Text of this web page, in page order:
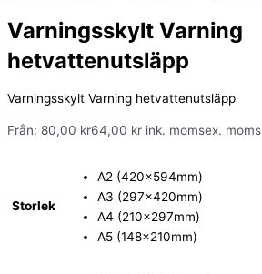
Varningsskylt Varning
hetvattenutsläpp
Varningsskylt Varning hetvattenutsläpp
Från: 80,00 kr64,00 kr ink. momsex. moms
Storlek
A2 (420x594mm)
A3 (297x420mm)
A4 (210x297mm)
A5 (148x210mm)